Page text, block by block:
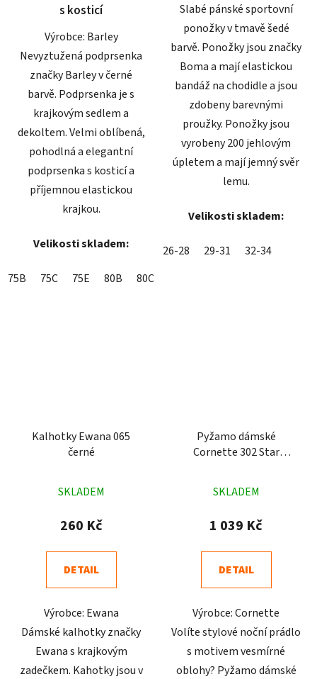
s kosticí
Výrobce: Barley
Nevyztužená podprsenka
značky Barley v černé
barvě. Podprsenka je s
krajkovým sedlem a
dekoltem. Velmi oblíbená,
pohodlná a elegantní
podprsenka s kosticí a
příjemnou elastickou
krajkou.
Velikosti skladem:
75B 75C 75E 80B 80C
Slabé pánské sportovní
ponožky v tmavě šedé
barvě. Ponožky jsou značky
Boma a mají elastickou
bandáž na chodidle a jsou
zdobeny barevnými
proužky. Ponožky jsou
vyrobeny 200 jehlovým
úpletem a mají jemný svěr
lemu.
Velikosti skladem:
26-28 29-31 32-34
Kalhotky Ewana 065
černé
hodnocení
produktu
5,0
z
hvězdiček.
SKLADEM
260 Kč
DETAIL
Výrobce: Ewana
Dámské kalhotky značky
Ewana s krajkovým
zadečkem. Kahotky jsou v
Pyžamo dámské
Cornette 302 Star
hodnocení
produktu
5,0
z
hvězdiček.
SKLADEM
1 039 Kč
DETAIL
Výrobce: Cornette
Volíte stylové noční prádlo
s motivem vesmírné
oblohy? Pyžamo dámské